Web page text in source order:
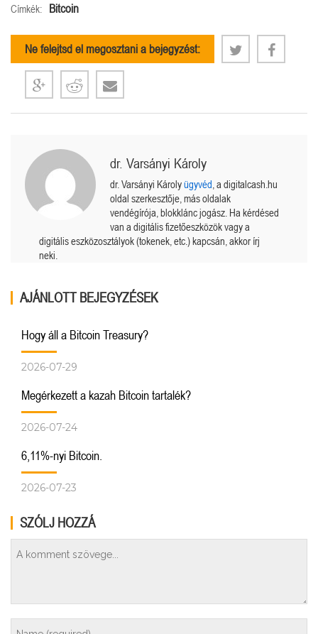
Címkék: Bitcoin
Ne felejtsd el megosztani a bejegyzést:
dr. Varsányi Károly
dr. Varsányi Károlyügyvéd , a digitalcash.hu
oldal szerkesztője, más oldalak
vendégírója, blokklánc jogász. Ha kérdésed
van a digitális fizetőeszközök vagy a
digitális eszközosztályok (tokenek, etc.) kapcsán, akkor írj
neki.
AJÁNLOTT BEJEGYZÉSEK
Hogy áll a Bitcoin Treasury?
2026-07-29
Megérkezett a kazah Bitcoin tartalék?
2026-07-24
6,11%-nyi Bitcoin.
2026-07-23
SZÓLJ HOZZÁ